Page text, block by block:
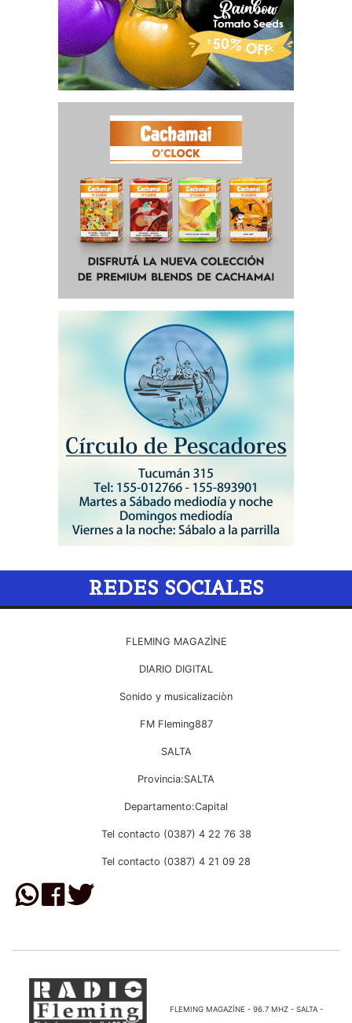
REDES SOCIALES
FLEMING MAGAZÌNE
DIARIO DIGITAL
Sonido y musicalizaciòn
FM Fleming887
SALTA
Provincia:SALTA
Departamento:Capital
Tel contacto (0387) 4 22 76 38
Tel contacto (0387) 4 21 09 28
FLEMING MAGAZÍNE - 96.7 MHZ - SALTA -